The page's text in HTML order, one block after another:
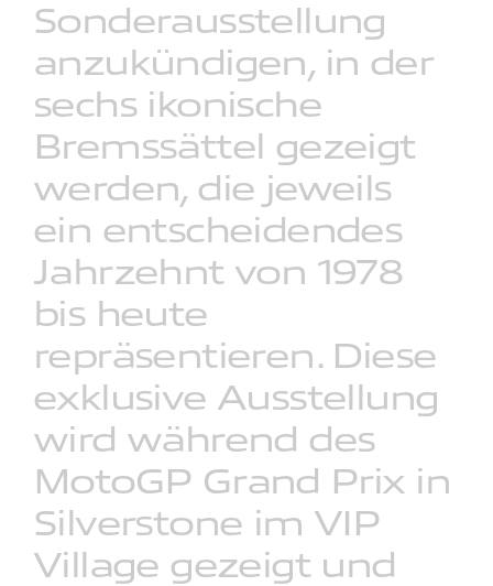
Sonderausstellung
anzukündigen, in der
sechs ikonische
Bremssättel gezeigt
werden, die jeweils
ein entscheidendes
Jahrzehnt von 1978
bis heute
repräsentieren. Diese
exklusive Ausstellung
wird während des
MotoGP Grand Prix in
Silverstone im VIP
Village gezeigt und